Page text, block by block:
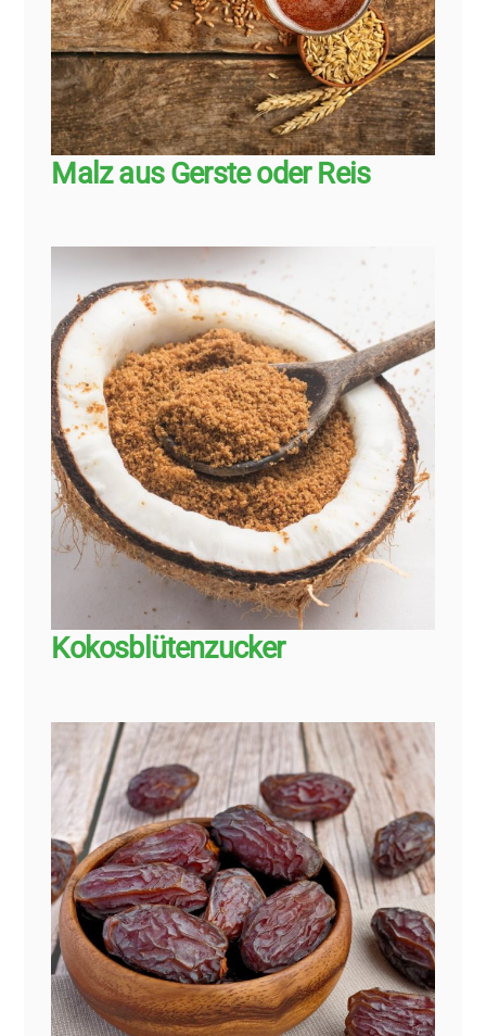
Malz aus Gerste oder Reis
Kokosblütenzucker